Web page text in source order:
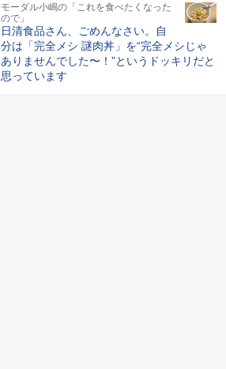
モーダル小嶋の「これを食べたくなった
ので」
日清食品さん、ごめんなさい。自
分は「完全メシ 謎肉丼」を“完全メシじゃ
ありませんでした〜！”というドッキリだと
思っています